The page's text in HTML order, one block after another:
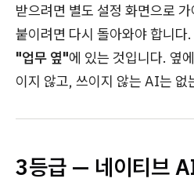
받으려면 별도 설정 화면으로
붙이려면 다시 돌아와야 합니
"업무 옆"에 있는 것입니다. 옆
이지 않고, 쓰이지 않는 AI는 없
3등급 — 네이티브